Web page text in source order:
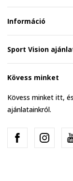
Információ
Sport Vision
Kövess minket
Kövess minket itt,
ajánlatainkról.